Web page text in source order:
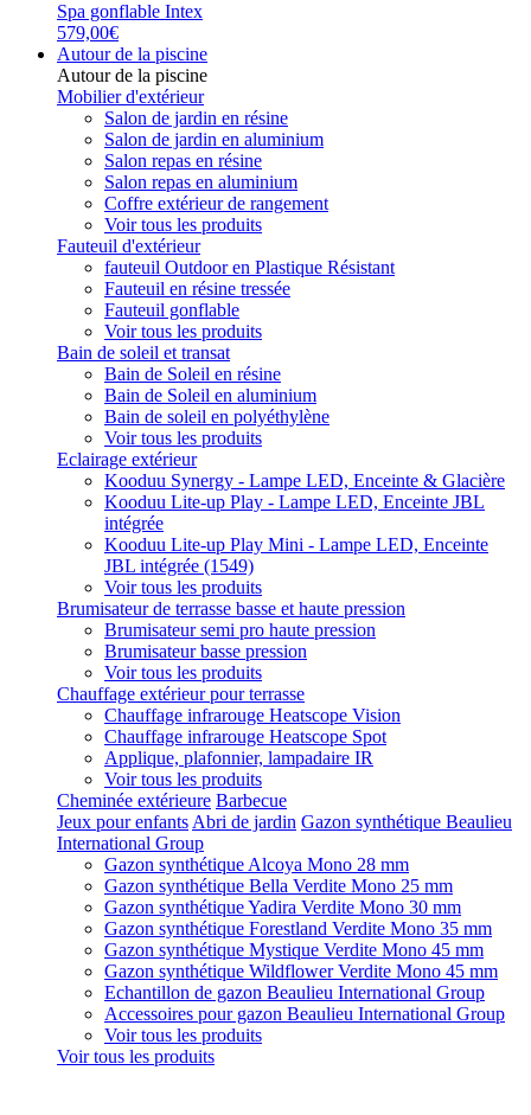
Spa gonflable Intex
579,00€
Autour de la piscine
Autour de la piscine
Mobilier d'extérieur
Salon de jardin en résine
Salon de jardin en aluminium
Salon repas en résine
Salon repas en aluminium
Coffre extérieur de rangement
Voir tous les produits
Fauteuil d'extérieur
fauteuil Outdoor en Plastique Résistant
Fauteuil en résine tressée
Fauteuil gonflable
Voir tous les produits
Bain de soleil et transat
Bain de Soleil en résine
Bain de Soleil en aluminium
Bain de soleil en polyéthylène
Voir tous les produits
Eclairage extérieur
Kooduu Synergy - Lampe LED, Enceinte & Glacière
Kooduu Lite-up Play - Lampe LED, Enceinte JBL
intégrée
Kooduu Lite-up Play Mini - Lampe LED, Enceinte
JBL intégrée (1549)
Voir tous les produits
Brumisateur de terrasse basse et haute pression
Brumisateur semi pro haute pression
Brumisateur basse pression
Voir tous les produits
Chauffage extérieur pour terrasse
Chauffage infrarouge Heatscope Vision
Chauffage infrarouge Heatscope Spot
Applique, plafonnier, lampadaire IR
Voir tous les produits
Cheminée extérieure Barbecue
Jeux pour enfants Abri de jardin Gazon synthétique Beaulieu
International Group
Gazon synthétique Alcoya Mono 28 mm
Gazon synthétique Bella Verdite Mono 25 mm
Gazon synthétique Yadira Verdite Mono 30 mm
Gazon synthétique Forestland Verdite Mono 35 mm
Gazon synthétique Mystique Verdite Mono 45 mm
Gazon synthétique Wildflower Verdite Mono 45 mm
Echantillon de gazon Beaulieu International Group
Accessoires pour gazon Beaulieu International Group
Voir tous les produits
Voir tous les produits